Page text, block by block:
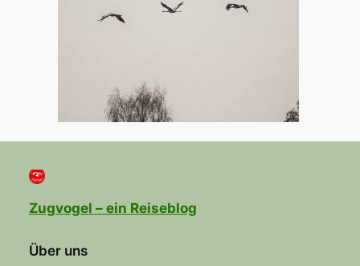
Zugvogel – ein Reiseblog
Über uns